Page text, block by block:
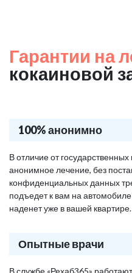
Гарантии на
кокаиновой
100% анонимно
В отличие от
анонимное лечение, без
конфиденциальных данных
подъедет к вам на
наденет уже в вашей квартире.
Опытные врачи
В службе «Рехаб365»